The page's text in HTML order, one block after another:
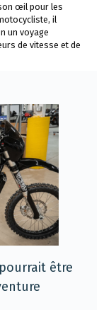
œil pour les
il
un voyage
de vitesse et de
être